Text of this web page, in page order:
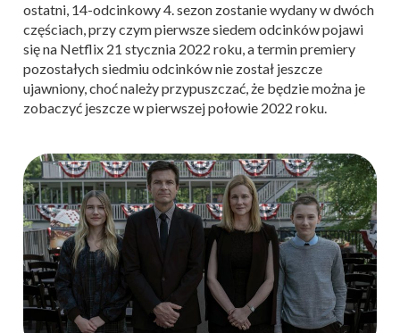
ostatni, 14-odcinkowy 4. sezon zostanie wydany w dwóch
częściach, przy czym pierwsze siedem odcinków pojawi
się na Netflix 21 stycznia 2022 roku, a termin premiery
pozostałych siedmiu odcinków nie został jeszcze
ujawniony, choć należy przypuszczać, że będzie można je
zobaczyć jeszcze w pierwszej połowie 2022 roku.